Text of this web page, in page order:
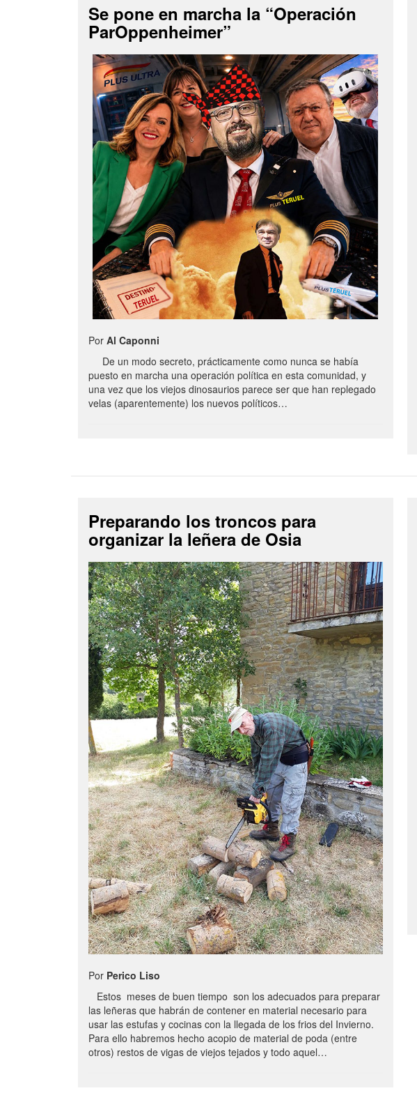
Se pone en marcha la “Operación
ParOppenheimer”
Por Al Caponni
De un modo secreto, prácticamente como nunca se había
puesto en marcha una operación política en esta comunidad, y
una vez que los viejos dinosaurios parece ser que han replegado
velas (aparentemente) los nuevos políticos…
Preparando los troncos para
organizar la leñera de Osia
Por Perico Liso
Estos meses de buen tiempo son los adecuados para preparar
las leñeras que habrán de contener en material necesario para
usar las estufas y cocinas con la llegada de los frios del Invierno.
Para ello habremos hecho acopio de material de poda (entre
otros) restos de vigas de viejos tejados y todo aquel…